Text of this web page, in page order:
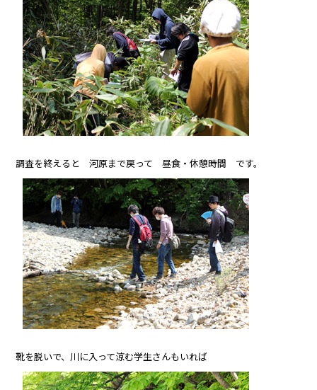
調査を終えると 河原まで戻って 昼食・休憩時間 です。
靴を脱いで、川に入って涼む学生さんもいれば